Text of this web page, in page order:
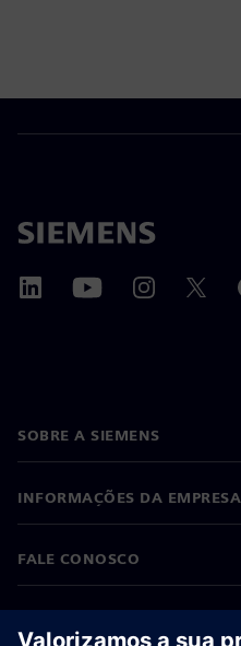
SOBRE A SIEMENS
INFORMAÇÕES DA EMPRESA
FALE CONOSCO